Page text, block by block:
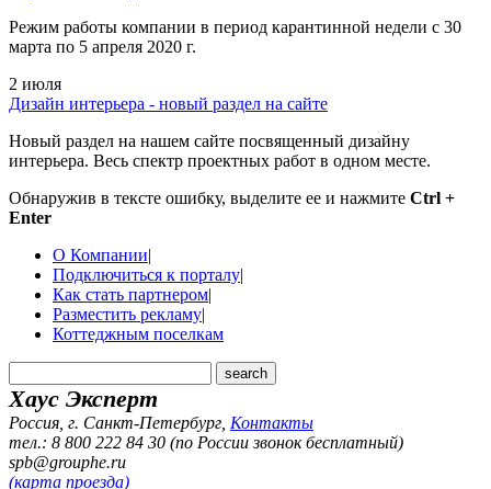
Режим работы компании в период карантинной недели c 30
марта по 5 апреля 2020 г.
2 июля
Дизайн интерьера - новый раздел на сайте
Новый раздел на нашем сайте посвященный дизайну
интерьера. Весь спектр проектных работ в одном месте.
Обнаружив в тексте ошибку, выделите ее и нажмите Ctrl +
Enter
О Компании|
Подключиться к порталу|
Как стать партнером|
Разместить рекламу|
Коттеджным поселкам
Хаус Эксперт
Россия, г. Санкт-Петербург Контакты
тел.: 8 800 222 84 30 (по России звонок бесплатный)
spb@grouphe.ru
(карта проезда)